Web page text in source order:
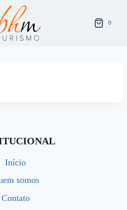
0
Início
somos
Contato